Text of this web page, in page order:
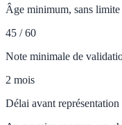
Âge minimum, sans limite
45 / 60
Note minimale de
2 mois
Délai avant